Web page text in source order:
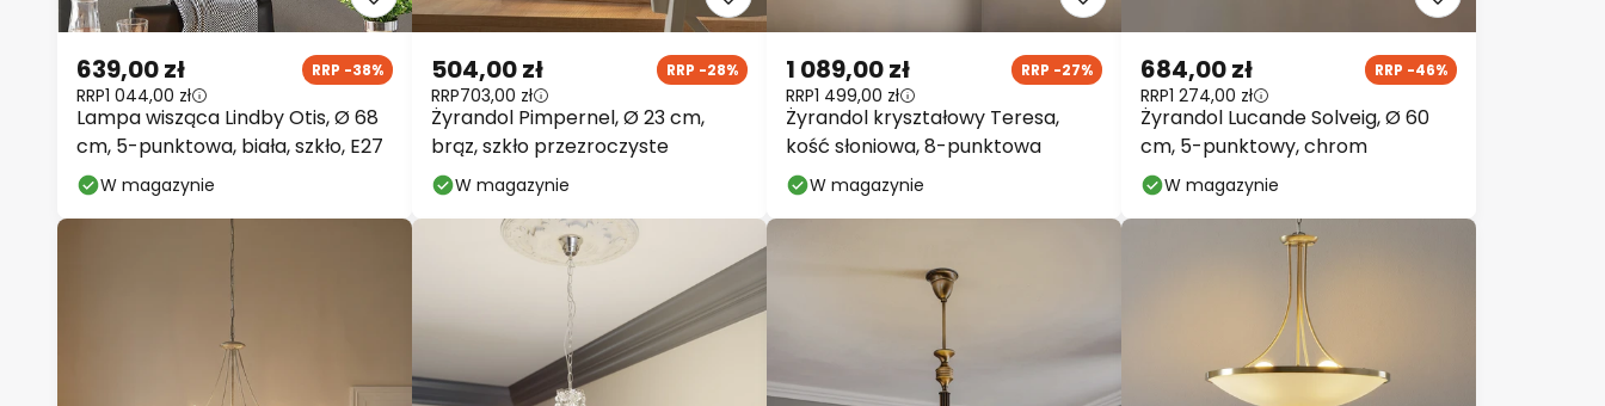
Lampa wisząca Lindby Otis, Ø 68
cm, 5-punktowa, biała, szkło, E27
639,00 zł RRP -38%
RRP1 044,00 zł
W magazynie
Żyrandol Pimpernel, Ø 23 cm,
brąz, szkło przezroczyste
504,00 zł RRP -28%
RRP703,00 zł
W magazynie
Żyrandol kryształowy Teresa,
kość słoniowa, 8-punktowa
1 089,00 zł RRP -27%
RRP1 499,00 zł
W magazynie
Żyrandol Lucande Solveig, Ø 60
cm, 5-punktowy, chrom
684,00 zł RRP -46%
RRP1 274,00 zł
W magazynie